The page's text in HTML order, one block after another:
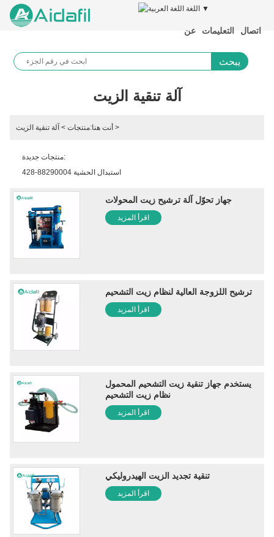
اللغة ▼
عن التعليمات اتصال
يبحث
آلة تنقية الزيت
أنت هنا:منتجات > آلة تنقية الزيت >
منتجات جديدة:
التصفية الصناعية
استبدال الحشية 88290004-428
88290017-431 أجزاء ضاغط الهواء
88290001-129 أسطوانة الهواء
جهاز تحوّل آلة ترشيح زيت المحولات
اقرأ المزيد
ترشيح اللزوجة العالية لنظام زيت التشحيم
اقرأ المزيد
يستخدم جهاز تنقية زيت التشحيم المحمول
نظام زيت التشحيم
اقرأ المزيد
تنقية تجديد الزيت الهيدروليكي
اقرأ المزيد